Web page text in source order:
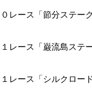
レース「節分ステー
レース「巌流島ステ
１レース「シルクロ